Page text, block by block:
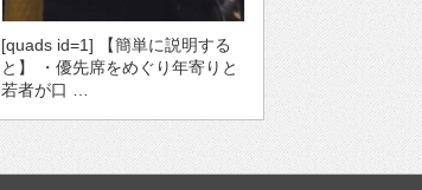
[quads id=1] 【簡単に説明する
と】 ・優先席をめぐり年寄りと
若者が口 …